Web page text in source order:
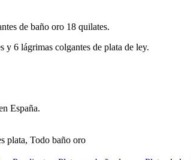
de baño oro 18 quilates.
y 6 lágrimas colgantes de plata de ley.
España.
plata, Todo baño oro